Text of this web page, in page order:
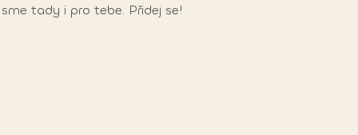
tady i pro tebe. Přidej se!